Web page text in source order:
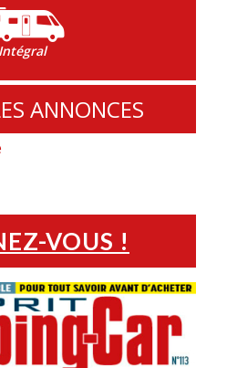
Intégral
ANNONCES
VOUS !